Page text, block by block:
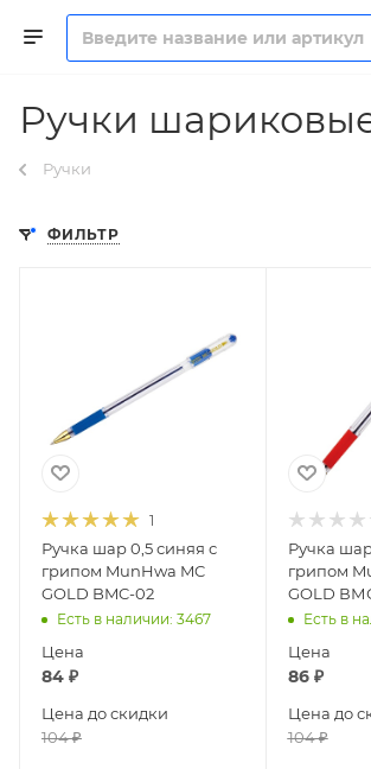
Ручки
Ручки
ФИЛЬТР
1
Ручка шар 0,5 синяя с
грипом MunHwa MC
GOLD BMC-02
Есть в наличии: 3467
Цена
84 ₽
Цена до скидки
104₽
Ручка
грипом
GOLD
Есть в
Цена
86₽
Цена до
104₽